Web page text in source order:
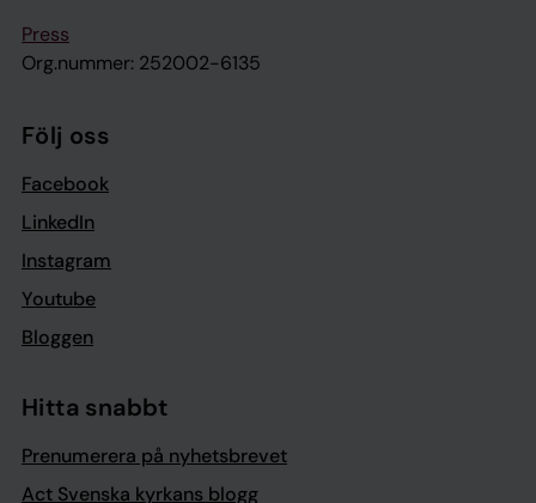
Press
Org.nummer: 252002-6135
Följ oss
Facebook
LinkedIn
Instagram
Youtube
Bloggen
Hitta snabbt
Prenumerera på nyhetsbrevet
Act Svenska kyrkans blogg